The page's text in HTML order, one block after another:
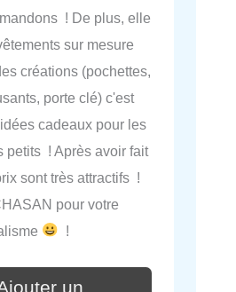
! De plus, elle
sur mesure
créations (pochettes,
porte clé) c'est
cadeaux pour les
petits ! Après avoir fait
sont très attractifs !
pour votre
!
un